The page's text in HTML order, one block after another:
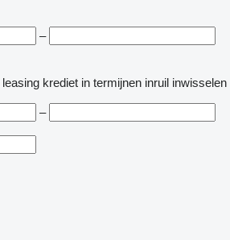
–
leasing krediet in termijnen inruil inwisselen
–